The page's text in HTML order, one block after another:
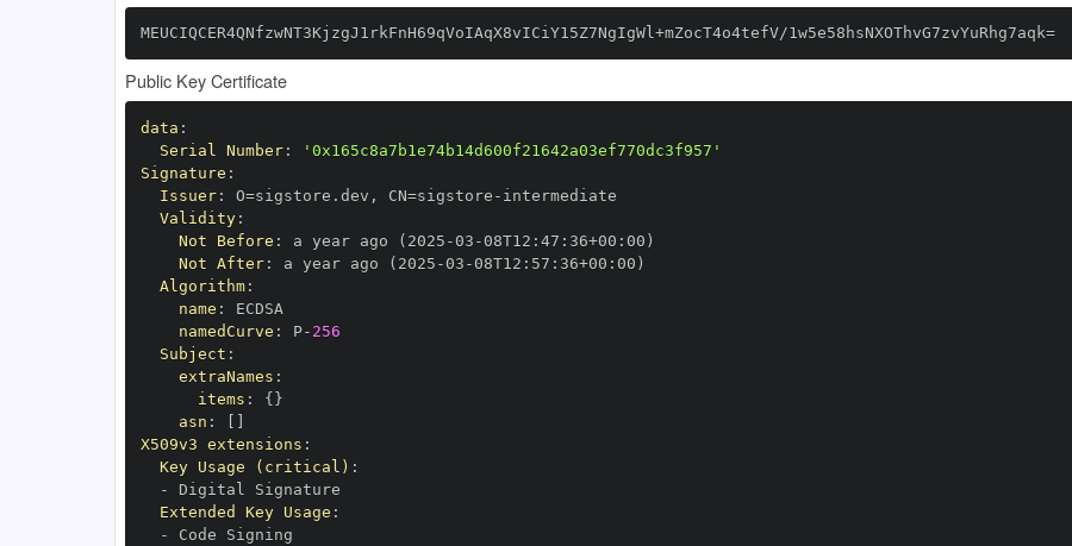
MEUCIQCER4QNfzwNT3KjzgJ1rkFnH69qVoIAqX8vICiY15Z7NgIgWl+mZocT4o4tefV/1w5e58hsNXOThvG7zvYuRhg7aqk=
Public Key Certificate
data :
Serial Number:
'0x165c8a7b1e74b14d600f21642a03ef770dc3f957'
Signature :
Issuer: O=sigstore.dev , CN=sigstore -
Validity:
Not Before : a year ago (2025 -03 -08T12 : 47 : 36+00 :
Not After: a year ago (2025 -03 -08T12 : 57 : 36+00 :
Algorithm:
name :
namedCurve : P- 256
Subject :
extraNames :
items : { }
asn :
X509v3 extensions :
Key Usage (critical) :
-
Extended Key Usage :
-